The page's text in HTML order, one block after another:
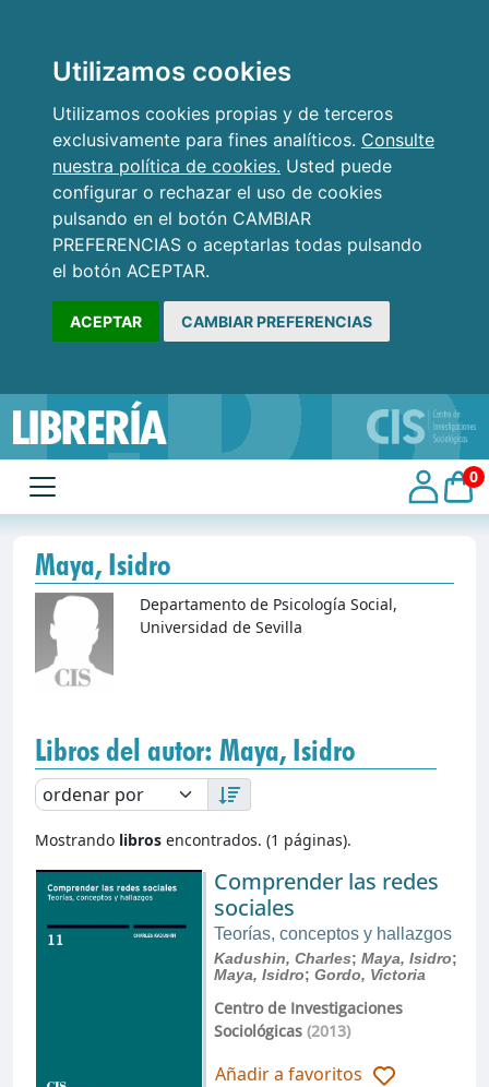
Utilizamos cookies
Utilizamos cookies propias y de terceros
exclusivamente para fines analíticos. Consulte
nuestra política de cookies. Usted puede
configurar o rechazar el uso de cookies
pulsando en el botón CAMBIAR
PREFERENCIAS o aceptarlas todas pulsando
el botón ACEPTAR.
ACEPTAR CAMBIAR PREFERENCIAS
0
Maya, Isidro
Departamento de Psicología Social,
Universidad de Sevilla
Libros del autor: Maya, Isidro
Mostrando libros encontrados. (1 páginas).
Comprender las redes
sociales
Teorías, conceptos y hallazgos
Kadushin, Charles; Maya, Isidro;
Maya, Isidro; Gordo, Victoria
Centro de Investigaciones
Sociológicas(2013)
Añadir a favoritos